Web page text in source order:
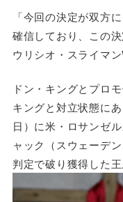
「今回の決定が双方
確信しており、この
ウリシオ・スライマン
ドン・キングとプロ
キングと対立状態に
日）に米・ロサンゼ
ャック（スウェーデ
判定で破り獲得した